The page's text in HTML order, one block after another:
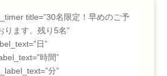
title=”30名限定！早めのご予
ります。残り5名”
日”
時間”
分”